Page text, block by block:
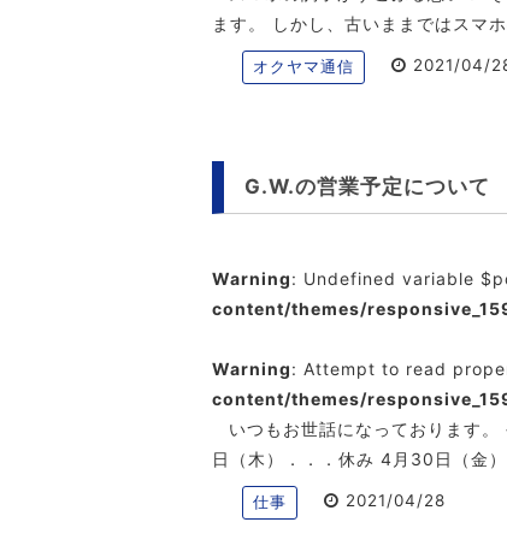
ます。 しかし、古いままではスマ
オクヤマ通信 2021/04/
G.W.の営業予定について
Warning: Undefined variable
content/themes/
Warning: Attempt to read
content/themes/
いつもお世話になっております
日（木）．．．休み 4月30日（金
仕事 2021/04/28